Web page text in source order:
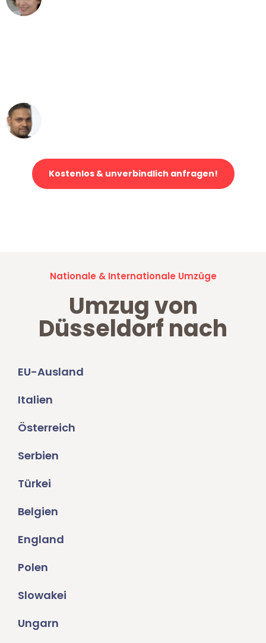
Kostenlos & unverbindlich anfragen!
Nationale & Internationale Umzüge
Umzug von
Düsseldorf nach
EU-Ausland
Italien
Österreich
Serbien
Türkei
Belgien
England
Polen
Slowakei
Ungarn